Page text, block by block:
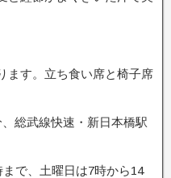
ます。立ち食い席と椅子席
総武線快速・新日本橋駅
で、土曜日は7時から14